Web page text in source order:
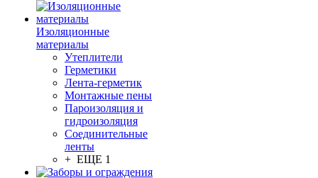
Изоляционные
материалы
Утеплители
Герметики
Лента-герметик
Монтажные пены
Пароизоляция и
гидроизоляция
Соединительные
ленты
+ ЕЩЕ 1